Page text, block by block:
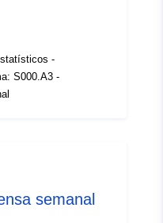
2026
-
S000.A3 -
semanal